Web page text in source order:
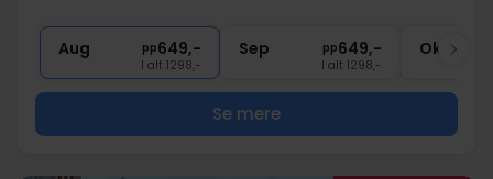
∞ Gratis parkering
Aug pp649,-
I alt 1298,-
Sep pp649,-
I alt 1298,-
Okt
Se mere